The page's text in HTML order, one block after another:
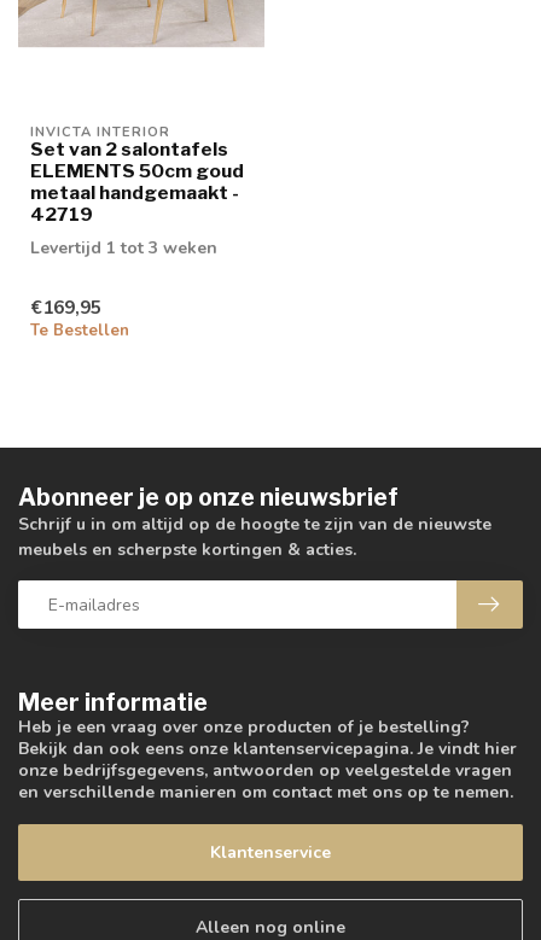
INVICTA INTERIOR
Set van 2 salontafels
ELEMENTS 50cm goud
metaal handgemaakt -
42719
Levertijd 1 tot 3 weken
€169,95
Te Bestellen
Meer informatie
Heb je een vraag over onze producten of je bestelling?
Bekijk dan ook eens onze klantenservicepagina. Je vindt hier
onze bedrijfsgegevens, antwoorden op veelgestelde vragen
en verschillende manieren om contact met ons op te nemen.
Klantenservice
Alleen nog online
Abonneer je op onze nieuwsbrief
Schrijf u in om altijd op de hoogte te zijn van de nieuwste
meubels en scherpste kortingen & acties.